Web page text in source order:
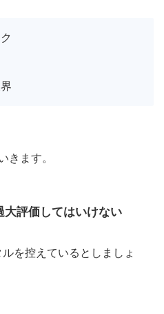
きます。
大評価してはいけない
を控えているとしましょ